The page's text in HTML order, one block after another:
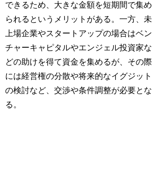
できるため、大きな金額を短期間で集め
られるというメリットがある。一方、未
上場企業やスタートアップの場合はベン
チャーキャピタルやエンジェル投資家な
どの助けを得て資金を集めるが、その際
には経営権の分散や将来的なイグジット
の検討など、交渉や条件調整が必要とな
る。